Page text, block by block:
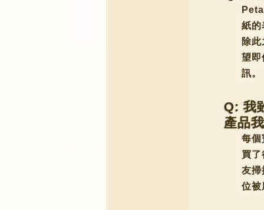
紙的
除
望即
訊。
Q: 我
產品
每個
買
友掃
位被